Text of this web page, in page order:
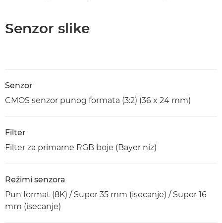
Senzor slike
Senzor
CMOS senzor punog formata (3:2) (36 x 24 mm)
Filter
Filter za primarne RGB boje (Bayer niz)
Režimi senzora
Pun format (8K) / Super 35 mm (isecanje) / Super 16
mm (isecanje)